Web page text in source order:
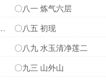
〇八一 炼气六层
〇八五 初现
〇八九 水玉清净莲二
〇九三 山外山